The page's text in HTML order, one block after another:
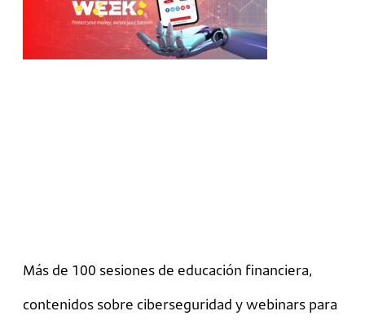
Más de 100 sesiones de educación financiera,
contenidos sobre ciberseguridad y webinars para